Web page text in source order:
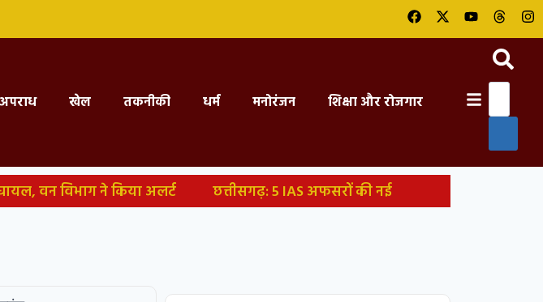
अपराध खेल तकनीकी धर्म मनोरंजन शिक्षा और रोजगार
वन विभाग ने किया अलर्ट
छत्तीसगढ़: 5 IAS अफसरों की नई
के आसार